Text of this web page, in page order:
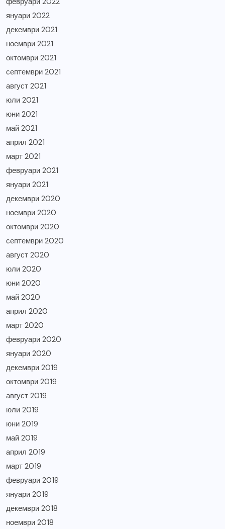
януари 2022
декември 2021
ноември 2021
октомври 2021
септември 2021
август 2021
юли 2021
юни 2021
май 2021
април 2021
март 2021
февруари 2021
януари 2021
декември 2020
ноември 2020
октомври 2020
септември 2020
август 2020
юли 2020
юни 2020
май 2020
април 2020
март 2020
февруари 2020
януари 2020
декември 2019
октомври 2019
август 2019
юли 2019
юни 2019
май 2019
април 2019
март 2019
февруари 2019
януари 2019
декември 2018
ноември 2018